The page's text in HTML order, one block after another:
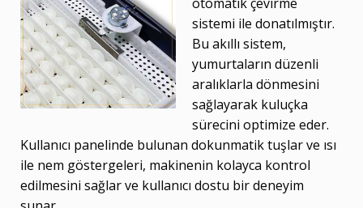
sistemi ile donatılmıştır.
Bu akıllı sistem,
yumurtaların düzenli
aralıklarla dönmesini
sağlayarak kuluçka
sürecini optimize eder.
Kullanıcı panelinde bulunan dokunmatik tuşlar ve ısı
ile nem göstergeleri, makinenin kolayca kontrol
edilmesini sağlar ve kullanıcı dostu bir deneyim